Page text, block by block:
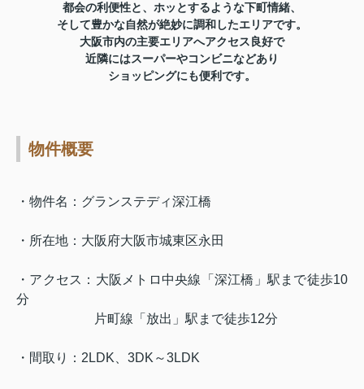
都会の利便性と、ホッとするような下町情緒、
そして豊かな自然が絶妙に調和したエリアです。
大阪市内の主要エリアへアクセス良好で
近隣にはスーパーやコンビニなどあり
ショッピングにも便利です。
物件概要
・物件名：グランステディ深江橋
・所在地：大阪府大阪市城東区永田
・アクセス：大阪メトロ中央線「深江橋」駅まで徒歩10
分
片町線「放出」駅まで徒歩12分
・間取り：2LDK、3DK～3LDK